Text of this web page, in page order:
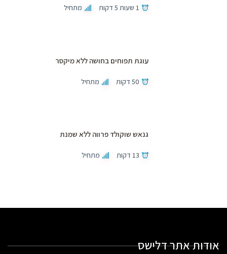
1 שעות 5 דקות מתחיל
עוגת תפוחים בחושה ללא מיקסר
50 דקות מתחיל
גנאש שוקולד פרווה ללא שמנת
13 דקות מתחיל
אודות אתר דלישס